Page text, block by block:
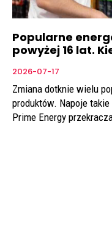
Popularne
powyżej 16 lat.
2026-07-17
Zmiana dotknie wielu
produktów. Napoje
Prime Energy